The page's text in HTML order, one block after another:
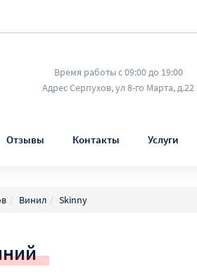
Время работы с 09:00 до 19:00
Адрес Серпухов, ул 8-го Марта, д.22
Отзывы Контакты Услуги
Винил Skinny